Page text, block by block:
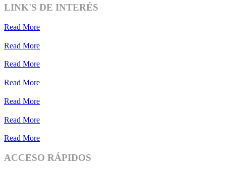
LINK'S DE INTERÉS
Read More
Read More
Read More
Read More
Read More
Read More
Read More
ACCESO RÁPIDOS